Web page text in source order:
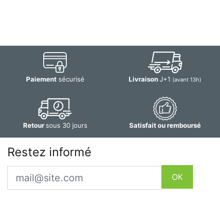
Paiementsécurisé LivraisonJ+1 (avant 13h)
Retoursous 30 jours Satisfait ou remboursé
Restez informé
Email
OK